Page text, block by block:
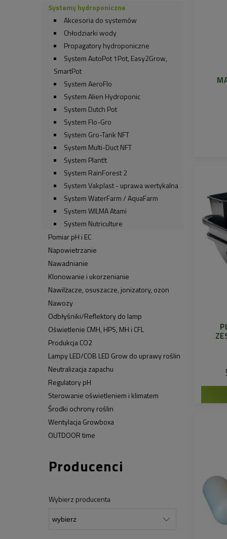
Systemy hydroponiczne
Akcesoria do systemów
Chłodziarki wody
Propagatory hydroponiczne
System AutoPot 1Pot, Easy2Grow,
SmartPot
System AeroFlo
System Alien Hydroponic
System Dutch Pot
System Flo-Gro
System Gro-Tank NFT
System Multi-Duct NFT
System Plant!t
System RainForest 2
System Vakplast - uprawa wertykalna
System WaterFarm / AquaFarm
System WILMA Atami
System Nutriculture
Pomiar pH i EC
Napowietrzanie
Nawadnianie
Klonowanie i ukorzenianie
Nawilżacze, osuszacze, jonizatory, ozon
Nawozy
Odbłyśniki/Reflektory do lamp
Oświetlenie CMH, HPS, MH i CFL
Produkcja CO2
Lampy LED/COB LED Grow do uprawy roślin
Neutralizacja zapachu
Regulatory pH
Sterowanie oświetleniem i klimatem
Środki ochrony roślin
Wentylacja Growboxa
OUTDOOR time
Producenci
Wybierz producenta